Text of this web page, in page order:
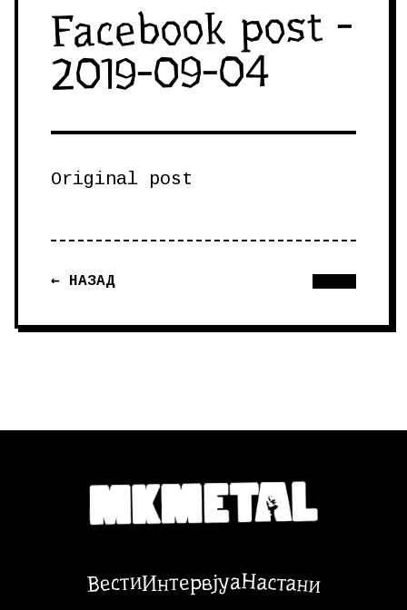
Facebook post -
2019-09-04
Original post
← НАЗАД
ВестиИнтервјуаНастани